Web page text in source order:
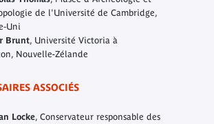
de l'Université de Cambridge,
Brunt, Université Victoria à
Nouvelle-Zélande
ASSOCIÉS
Locke, Conservateur responsable des